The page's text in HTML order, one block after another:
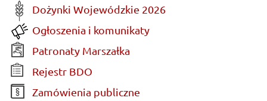
Dożynki Wojewódzkie 2026
Ogłoszenia i komunikaty
Patronaty Marszałka
Rejestr BDO
Zamówienia publiczne